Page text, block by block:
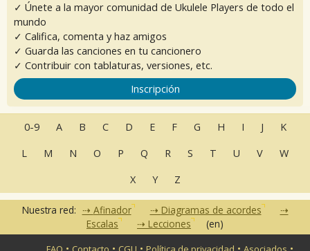
✓ Únete a la mayor comunidad de Ukulele Players de todo el
mundo
✓ Califica, comenta y haz amigos
✓ Guarda las canciones en tu cancionero
✓ Contribuir con tablaturas, versiones, etc.
Inscripción
0-9 A B C D E F G H I J
K
L
M N O P Q R S T U V
W
X
Y Z
Nuestra red: Afinador
Diagramas de acordes
Escalas
Lecciones (en)